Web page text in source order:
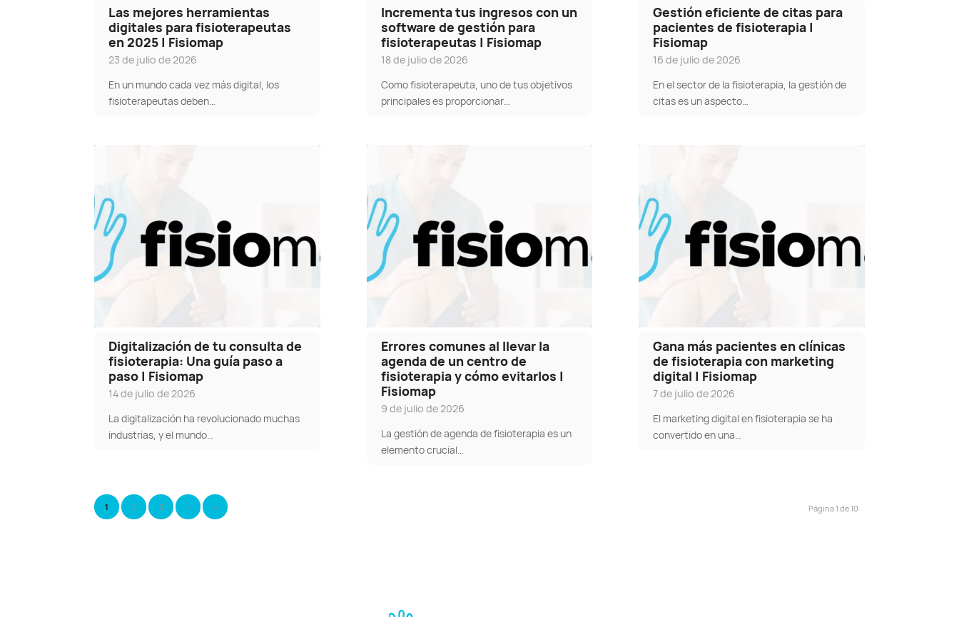
Las mejores herramientas
digitales para fisioterapeutas
en 2025 | Fisiomap
23 de julio de 2026
En un mundo cada vez más digital, los
fisioterapeutas deben…
Incrementa tus ingresos con un
software de gestión para
fisioterapeutas | Fisiomap
18 de julio de 2026
Como fisioterapeuta, uno de tus objetivos
principales es proporcionar…
Gestión eficiente de citas para
pacientes de fisioterapia |
Fisiomap
16 de julio de 2026
En el sector de la fisioterapia, la gestión de
citas es un aspecto…
Digitalización de tu consulta de
fisioterapia: Una guía paso a
paso | Fisiomap
14 de julio de 2026
La digitalización ha revolucionado muchas
industrias, y el mundo…
Errores comunes al llevar la
agenda de un centro de
fisioterapia y cómo evitarlos |
Fisiomap
9 de julio de 2026
La gestión de agenda de fisioterapia es un
elemento crucial…
Gana más pacientes en clínicas
de fisioterapia con marketing
digital | Fisiomap
7 de julio de 2026
El marketing digital en fisioterapia se ha
convertido en una…
Página 1 de 10
1 2 3 › »